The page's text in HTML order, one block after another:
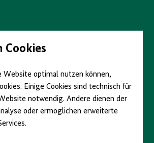
Cookies
Website optimal nutzen können,
Einige Cookies sind technisch für
notwendig. Andere dienen der
oder ermöglichen erweiterte